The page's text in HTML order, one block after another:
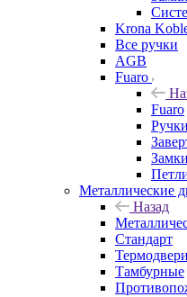
Krona
Все ручки
AGB
Fuaro
Fuaro
Металлические
Назад
Стандарт
Термодвери
Тамбурные